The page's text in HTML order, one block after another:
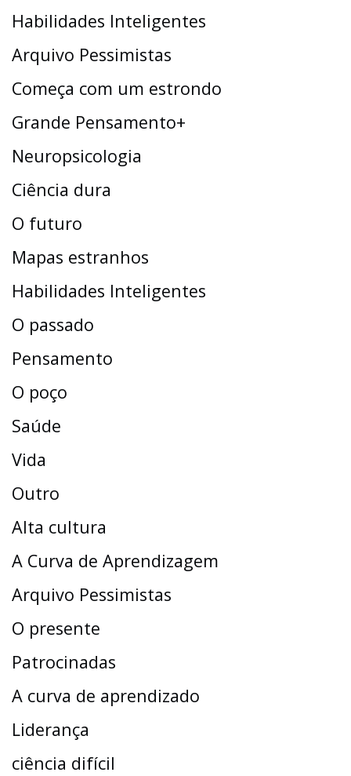
Habilidades Inteligentes
Arquivo Pessimistas
Começa com um estrondo
Grande Pensamento+
Neuropsicologia
Ciência dura
O futuro
Mapas estranhos
Habilidades Inteligentes
O passado
Pensamento
O poço
Saúde
Vida
Outro
Alta cultura
A Curva de Aprendizagem
Arquivo Pessimistas
O presente
Patrocinadas
A curva de aprendizado
Liderança
ciência difícil